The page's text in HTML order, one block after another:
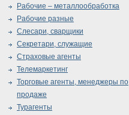
Рабочие – металлообработка
Рабочие разные
Слесари, сварщики
Секретари, служащие
Страховые агенты
Телемаркетинг
Торговые агенты, менеджеры по
продаже
Турагенты